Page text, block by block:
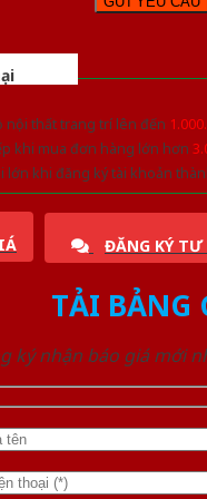
nội thất trang trí lên đến
khi mua đơn hàng lớn hơn
lớn khi đăng ký tài khoản
ĐĂNG KÝ TƯ
TẢI BẢNG
ký nhận báo giá mới